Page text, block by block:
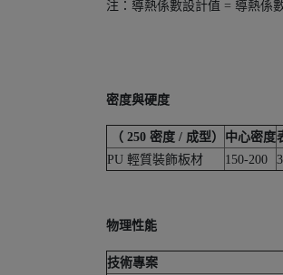
注：導熱係數設計值 = 導熱係
密度與硬度
（ 250 密度 / 成型） 中心密度
PU 輕質裝飾板材
150-200
物理性能
技術專案